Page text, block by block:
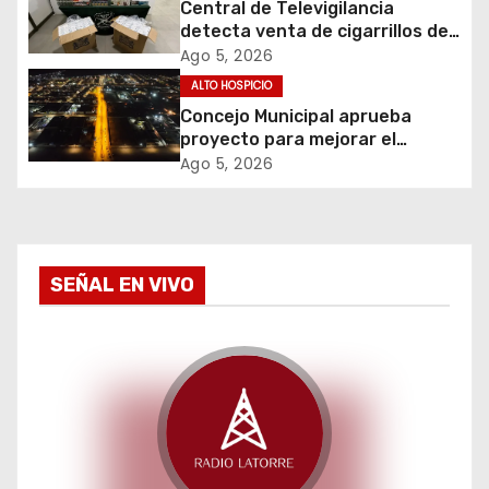
n
d
e
t
r
Central de Televigilancia
detecta venta de cigarrillos de
contrabando y permite
incautación de más de 3 mil
cajetillas
Ago 5, 2026
ALTO HOSPICIO
Concejo Municipal aprueba
proyecto para mejorar el
alumbrado público del sector El
Ago 5, 2026
SEÑAL EN VIVO